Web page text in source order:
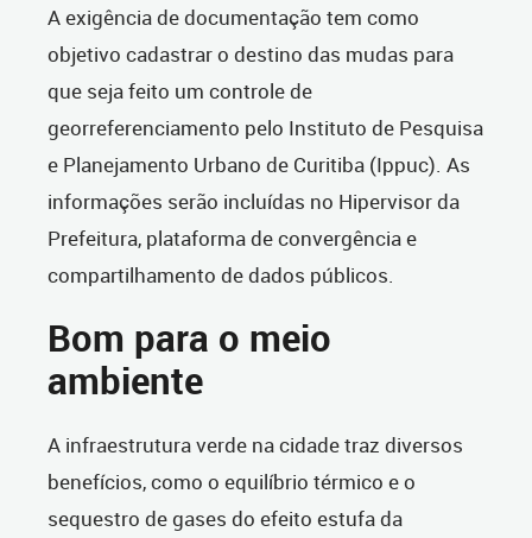
A exigência de documentação tem como
objetivo cadastrar o destino das mudas para
que seja feito um controle de
georreferenciamento pelo Instituto de Pesquisa
e Planejamento Urbano de Curitiba (Ippuc). As
informações serão incluídas no Hipervisor da
Prefeitura, plataforma de convergência e
compartilhamento de dados públicos.
Bom para o meio
ambiente
A infraestrutura verde na cidade traz diversos
benefícios, como o equilíbrio térmico e o
sequestro de gases do efeito estufa da